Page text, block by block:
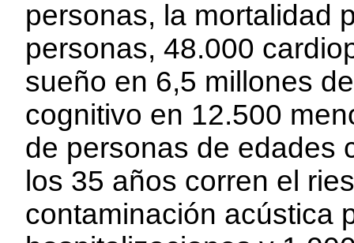
personas, la mortalidad
personas, 48.000
sueño en 6,5 millones
cognitivo en 12.500
de personas de edades
los 35 años corren el
contaminación acústica